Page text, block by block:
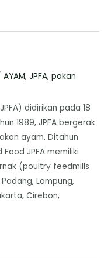
AYAM, JPFA, pakan
didirikan pada 18
1989, JPFA bergerak
ayam. Ditahun
Food JPFA memiliki
(poultry feedmills
Lampung,
Cirebon,